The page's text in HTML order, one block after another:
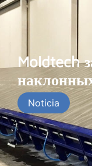
Moldtech
Noticia